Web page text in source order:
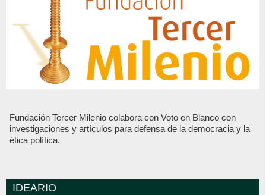
Fundación Tercer Milenio colabora con Voto en Blanco con
investigaciones y artículos para defensa de la democracia y la
ética política.
IDEARIO